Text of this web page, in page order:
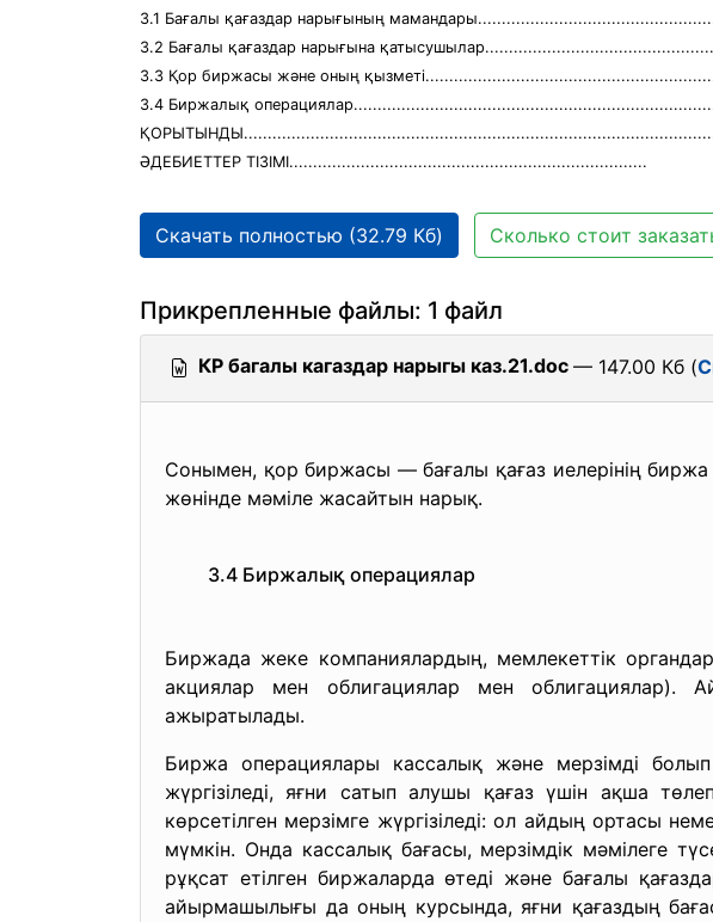
3.1 Бағалы қағаздар нарығының
3.2 Бағалы қағаздар нарығына
3.3 Қор биржасы және оның
3.4 Биржалық
ӘДЕБИЕТТЕР ТІЗІМІ...........................................................................
Скачать полностью (32.79 Кб) Сколько стоит
Прикрепленные файлы: 1 файл
КР багалы кагаздар нарыгы каз.21.doc — 147.00 Кб (
Сонымен, қор биржасы — бағалы қағаз иелерінің
жөнінде мәміле жасайтын нарық.
3.4 Биржалық операциялар
Биржада жеке компаниялардың, мемлекеттік
акциялар мен облигациялар мен облигациялар).
ажыратылады.
Биржа операциялары кассалық және мерзімді болып
жүргізіледі, яғни сатып алушы қағаз үшін ақша
көрсетілген мерзімге жүргізіледі: ол айдың ортасы
мүмкін. Онда кассалық бағасы, мерзімдік мәмілеге
рұқсат етілген биржаларда өтеді және бағалы
айырмашылығы да оның курсында, яғни қағаздың